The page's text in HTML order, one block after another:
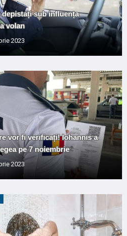
depistați sub influența
volan
2023
vor fi verificați! Iohannis a
pe 7 noiembrie
2023